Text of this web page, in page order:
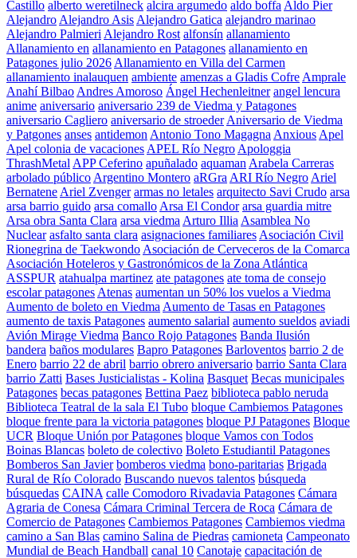
Castillo alberto weretilneck alcira argumedo aldo boffa Aldo Pier
Alejandro Alejandro Asis Alejandro Gatica alejandro marinao
Alejandro Palmieri Alejandro Rost alfonsín allanamiento
Allanamiento en allanamiento en Patagones allanamiento en
Patagones julio 2026 Allanamiento en Villa del Carmen
allanamiento inalauquen ambiente amenzas a Gladis Cofre Amprale
Anahí Bilbao Andres Amoroso Ángel Hechenleitner angel lencura
anime aniversario aniversario 239 de Viedma y Patagones
aniversario Cagliero aniversario de stroeder Aniversario de Viedma
y Patgones anses antidemon Antonio Tono Magagna Anxious Apel
Apel colonia de vacaciones APEL Río Negro Apologgia
ThrashMetal APP Ceferino apuñalado aquaman Arabela Carreras
arbolado público Argentino Montero aRGra ARI Río Negro Ariel
Bernatene Ariel Zvenger armas no letales arquitecto Savi Crudo arsa
arsa barrio guido arsa comallo Arsa El Condor arsa guardia mitre
Arsa obra Santa Clara arsa viedma Arturo Illia Asamblea No
Nuclear asfalto santa clara asignaciones familiares Asociación Civil
Rionegrina de Taekwondo Asociación de Cerveceros de la Comarca
Asociación Hoteleros y Gastronómicos de la Zona Atlántica
ASSPUR atahualpa martinez ate patagones ate toma de consejo
escolar patagones Atenas aumentan un 50% los vuelos a Viedma
Aumento de boleto en Viedma Aumento de Tasas en Patagones
aumento de taxis Patagones aumento salarial aumento sueldos aviadi
Avión Mirage Viedma Banco Rojo Patagones Banda Ilusión
bandera baños modulares Bapro Patagones Barloventos barrio 2 de
Enero barrio 22 de abril barrio obrero aniversario barrio Santa Clara
barrio Zatti Bases Justicialistas - Kolina Basquet Becas municipales
Patagones becas patagones Bettina Paez biblioteca pablo neruda
Biblioteca Teatral de la sala El Tubo bloque Cambiemos Patagones
bloque frente para la victoria patagones bloque PJ Patagones Bloque
UCR Bloque Unión por Patagones bloque Vamos con Todos
Boinas Blancas boleto de colectivo Boleto Estudiantil Patagones
Bomberos San Javier bomberos viedma bono-paritarias Brigada
Rural de Río Colorado Buscando nuevos talentos búsqueda
búsquedas CAINA calle Comodoro Rivadavia Patagones Cámara
Agraria de Conesa Cámara Criminal Tercera de Roca Cámara de
Comercio de Patagones Cambiemos Patagones Cambiemos viedma
camino a San Blas camino Salina de Piedras camioneta Campeonato
Mundial de Beach Handball canal 10 Canotaje capacitación de